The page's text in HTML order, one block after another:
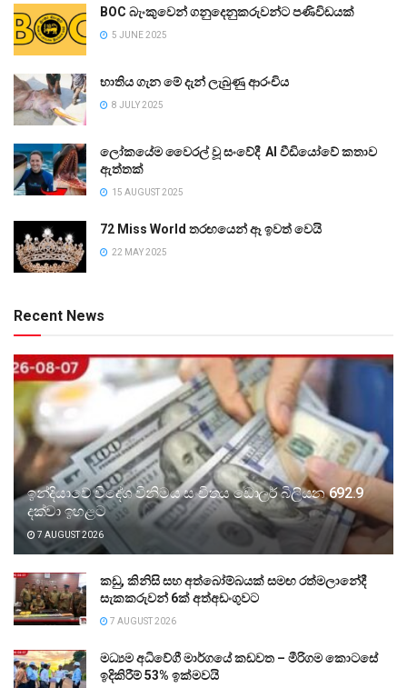
BOC බැංකුවෙන් ගනුදෙනුකරුවන්ට පණිවිඩයක්
5 JUNE 2025
භාතිය ගැන මේ දැන් ලැබුණු ආරංචිය
8 JULY 2025
ලෝකයේම වෛරල් වූ සංවේදී AI වීඩියෝවේ කතාව
ඇත්තක්
15 AUGUST 2025
72 Miss World තරඟයෙන් ඈ ඉවත් වෙයි
22 MAY 2025
Recent News
ඉන්දියාවේ විදේශ විනිමය සංචිතය ඩොලර් බිලියන 692.9
දක්වා ඉහළට
7 AUGUST 2026
කඩු, කිනිසි සහ අත්බෝම්බයක් සමඟ රත්මලානේදී
සැකකරුවන් 6ක් අත්අඩංගුවට
7 AUGUST 2026
මධ්‍යම අධිවේගී මාර්ගයේ කඩවත – මීරිගම කොටසේ
ඉදිකිරීම් 53% ඉක්මවයි